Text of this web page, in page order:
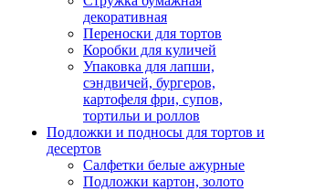
декоративная
Переноски для тортов
Коробки для куличей
Упаковка для лапши,
сэндвичей, бургеров,
картофеля фри, супов,
тортильи и роллов
Подложки и подносы для тортов и
десертов
Салфетки белые ажурные
Подложки картон, золото